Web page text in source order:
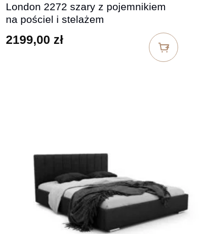
London 2272 szary z pojemnikiem
na pościel i stelażem
2199,00 zł